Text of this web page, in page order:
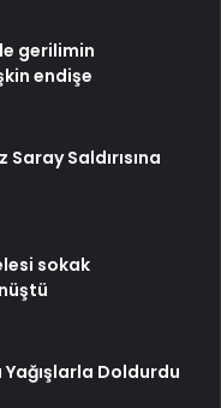
gerilimin
endişe
Saldırısına
sokak
Doldurdu